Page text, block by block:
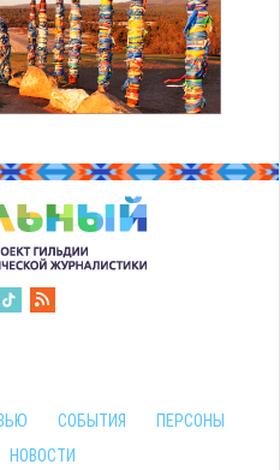
СОБЫТИЯ
ПЕРСОНЫ
НОВОСТИ